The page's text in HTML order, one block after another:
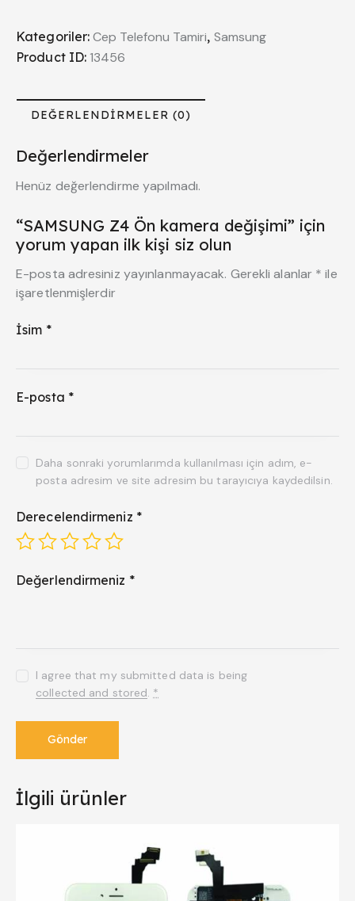
Kategoriler:Cep Telefonu Tamiri, Samsung
Product ID: 13456
DEĞERLENDIRMELER (0)
Değerlendirmeler
Henüz değerlendirme yapılmadı.
“SAMSUNG Z4 Ön kamera değişimi” için
yorum yapan ilk kişi siz olun
E-posta adresiniz yayınlanmayacak. Gerekli alanlar * ile
işaretlenmişlerdir
İsim *
E-posta *
Daha sonraki yorumlarımda kullanılması için adım, e-
posta adresim ve site adresim bu tarayıcıya kaydedilsin.
Derecelendirmeniz *
Değerlendirmeniz *
I agree that my submitted data is being
collected and stored. *
İlgili ürünler